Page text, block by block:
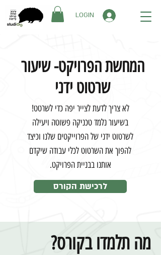
LOGIN
המחשת הפרויקט- שיעור
שרטוט ידני
לא צריך לדעת לצייר יפה כדי לשרטט!
בשיעור נלמד טכניקה פשוטה ויעילה
לשרטוט ידני של הפרוייקטים שלנו וכיצד
להפוך את השרטוט לכלי עבודה שיקדם
אותנו בבניית הפרויקט.
לרכישת הקורס
מה תלמדו בקורס?